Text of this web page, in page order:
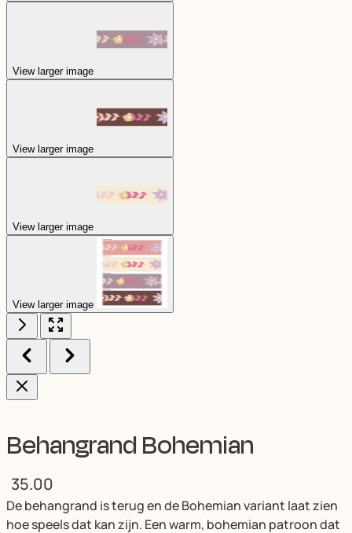
View larger image
View larger image
View larger image
View larger image
Behangrand Bohemian
35.00
De behangrand is terug en de Bohemian variant laat zien
hoe speels dat kan zijn. Een warm, bohemian patroon dat